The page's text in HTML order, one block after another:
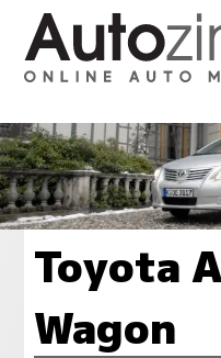
Toyota
Wagon